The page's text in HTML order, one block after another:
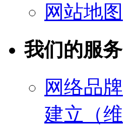
网站地图
我们的服务
网络品牌
建立（维